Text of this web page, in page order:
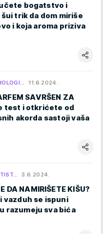
bogatstvo i
šui trik da dom miriše
i koja aroma priziva
11.6.2024.
SAVRŠEN ZA
test i otkrićete od
akorda sastoji vaša
3.6.2024.
DA NAMIRIŠETE KIŠU?
vazduh se ispuni
razumeju sva bića